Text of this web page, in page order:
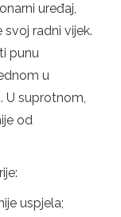
uređaj,
radni vijek.
punu
u
U suprotnom,
od
uspjela;